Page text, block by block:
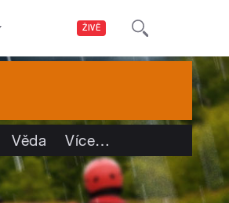
ŽIVĚ
Věda Více…